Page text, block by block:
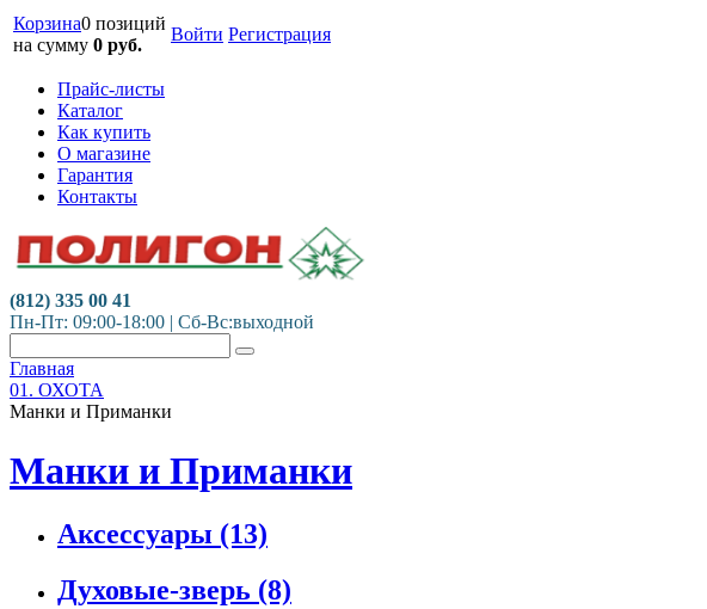
Корзина0 позиций
на сумму 0 руб.
Войти Регистрация
Прайс-листы
Каталог
Как купить
О магазине
Гарантия
Контакты
(812) 335 00 41
Пн-Пт: 09:00-18:00 | Сб-Вс:выходной
Главная
01. ОХОТА
Манки и Приманки
Манки и Приманки
Аксессуары (13)
Духовые-зверь (8)